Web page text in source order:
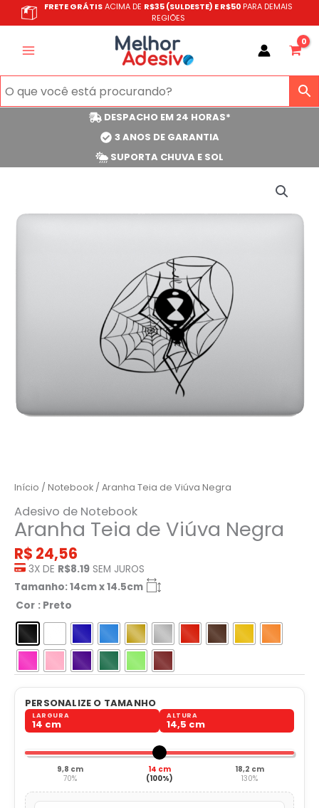
para
FRETE GRÁTISACIMA DE R$35 (SULDESTE) E R$50 PARA DEMAIS
REGIÕES
DESPACHO EM 24 HORAS*
3 ANOS DE GARANTIA
SUPORTA CHUVA E SOL
Início / Notebook / Aranha Teia de Viúva Negra
Adesivo de Notebook
Aranha Teia de Viúva Negra
R$ 24,56
3X DE R$8.19 SEM JUROS
Tamanho: 14cm x 14.5cm
Cor : Preto
PERSONALIZE O TAMANHO
LARGURA
14 cm
ALTURA
14,5 cm
9,8 cm
70%
14 cm
(100%)
18,2 cm
130%